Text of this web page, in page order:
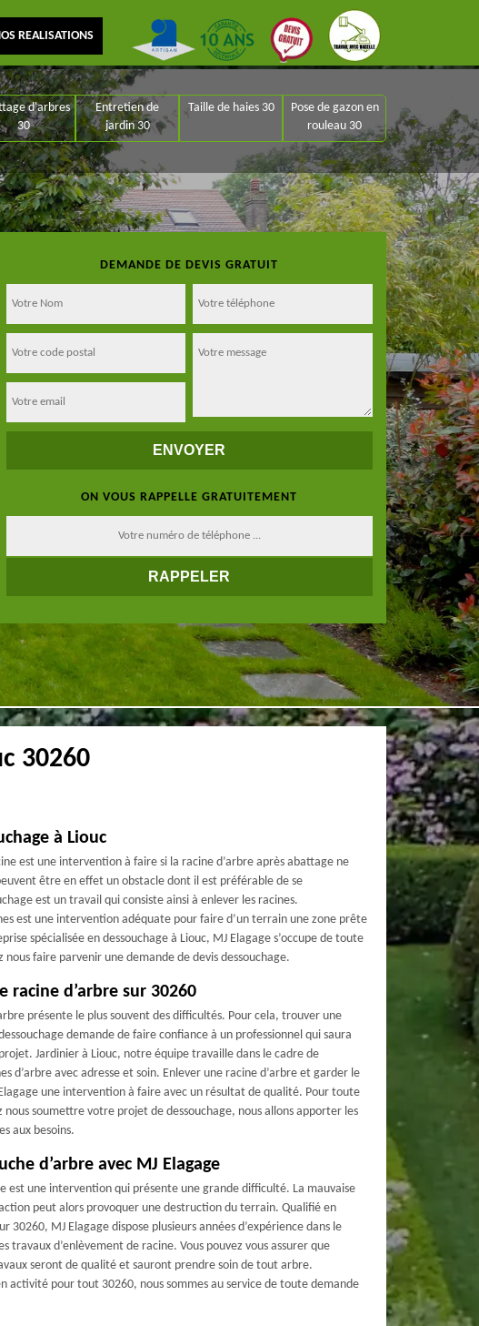
REALISATIONS
d'arbres
30
Entretien de
jardin 30
Taille de haies 30
Pose de gazon en
rouleau 30
DEMANDE DE DEVIS GRATUIT
ON VOUS RAPPELLE GRATUITEMENT
30260
à Liouc
est une intervention à faire si la racine d’arbre après abattage ne
être en effet un obstacle dont il est préférable de se
est un travail qui consiste ainsi à enlever les racines.
est une intervention adéquate pour faire d’un terrain une zone prête
spécialisée en dessouchage à Liouc, MJ Elagage s’occupe de toute
nous faire parvenir une demande de devis dessouchage.
racine d’arbre sur 30260
présente le plus souvent des difficultés. Pour cela, trouver une
demande de faire confiance à un professionnel qui saura
Jardinier à Liouc, notre équipe travaille dans le cadre de
d’arbre avec adresse et soin. Enlever une racine d’arbre et garder le
une intervention à faire avec un résultat de qualité. Pour toute
nous soumettre votre projet de dessouchage, nous allons apporter les
aux besoins.
d’arbre avec MJ Elagage
est une intervention qui présente une grande difficulté. La mauvaise
peut alors provoquer une destruction du terrain. Qualifié en
30260, MJ Elagage dispose plusieurs années d’expérience dans le
travaux d’enlèvement de racine. Vous pouvez vous assurer que
seront de qualité et sauront prendre soin de tout arbre.
activité pour tout 30260, nous sommes au service de toute demande